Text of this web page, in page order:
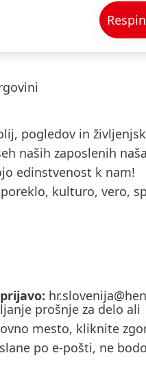
pogledov in
naših zaposlenih naša
edinstvenost k nam!
kulturo, vero,
prošnje za delo ali
mesto, kliknite
po e-pošti, ne bodo